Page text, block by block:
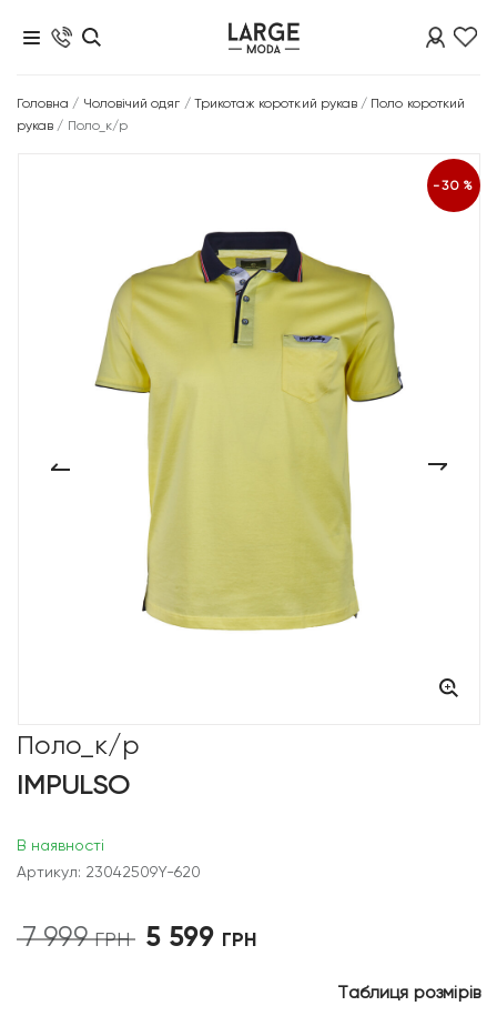
Головна / Чоловічий одяг / Трикотаж короткий рукав / Поло короткий
рукав / Поло_к/р
-30%
Поло_к/р
IMPULSO
В наявності
Артикул: 23042509Y-620
7 999ГРН
Оригінальна
5 599 ГРН
Таблиця розмірів